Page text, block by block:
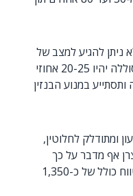
מדבר על 91 ק"מ, ולא ניתן להגיע למצב של
סוללה מרוקנת לחלוטין. בשלב בו בסוללה יהיו 20-25 אחוזי
במנוע הבנזין
ומתודלק לחלוטין,
מ-1,200 ק"מ (היצרן אף מדבר על כך
שבתנאים אופטימליים ניתן להגיע לטווח כולל של כ-1,350